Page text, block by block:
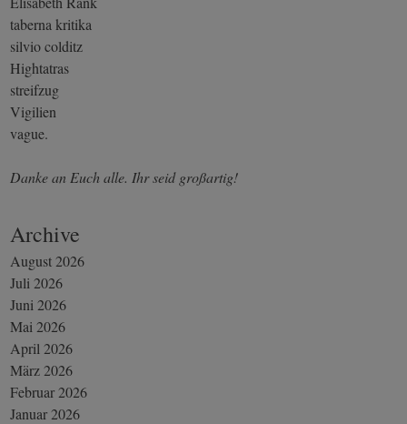
taberna kritika
silvio colditz
Hightatras
streifzug
Vigilien
vague.
Danke an Euch alle. Ihr seid großartig!
Archive
August 2026
Juli 2026
Juni 2026
Mai 2026
April 2026
März 2026
Februar 2026
Januar 2026